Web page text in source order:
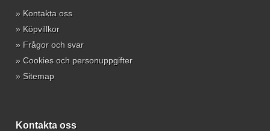
» Kontakta oss
» Köpvillkor
» Frågor och svar
» Cookies och personuppgifter
» Sitemap
Kontakta oss